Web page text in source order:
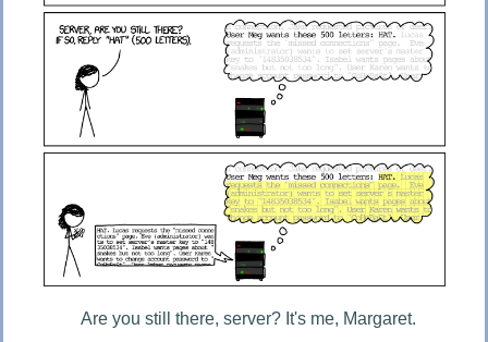
Are you still there, server? It's me, Margaret.